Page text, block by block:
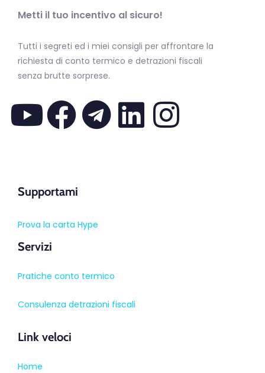
Metti il tuo incentivo al sicuro!
Tutti i segreti ed i miei consigli per affrontare la
richiesta di conto termico e detrazioni fiscali
senza brutte sorprese.
Supportami
Prova la carta Hype
Servizi
Pratiche conto termico
Consulenza detrazioni fiscali
Link veloci
Home